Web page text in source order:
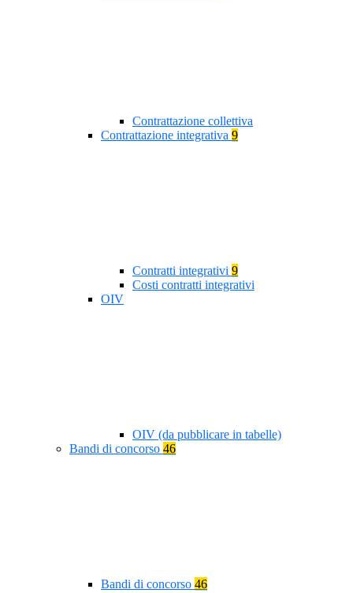
Contrattazione collettiva
Contrattazione integrativa 9
Contratti integrativi 9
Costi contratti integrativi
OIV
OIV (da pubblicare in tabelle)
Bandi di concorso 46
Bandi di concorso 46